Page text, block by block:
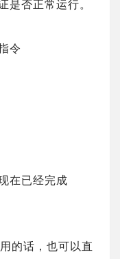
是否正常运行。
令
在已经完成
的话，也可以直